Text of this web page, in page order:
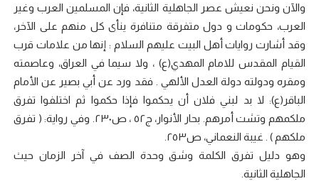
والآن ونحن نعيش عصر الجاهلية الثانية، فإن المسلمين العرب وغير
العرب، حكومات و دول متفرقة متنافرة ينأى كل منهم على الآخر،
وقد أشارت روايات أهل البيت عليهم السلام : إنها من علامات قرب
القيام المقدس للامام المهدي(ع) ، ولا سيما في العراق، وعاصمته
ومقره ودولته دولة العدل الألهي . فقد ورد عن أبي بصير عن الأمام
الباقر(ع): لا بد لبني فلان أن يحكموا فإذا حكموا ثم اختلفوا تفرق
ملكمهم وتشت أمرهم. بحار الأنوار، ج٥٢ ، ص٢٣٠. وفي رواية: ( تفرق
ملكهم ) . غيبة النعماني، ص٢٥٣.
وهو دليل تفرق الكلمة وشق وحدة الصف في آخر الزمان حيث
الجاهلية الثانية.